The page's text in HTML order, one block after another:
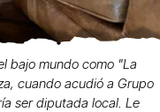
bajo mundo como "La
cuando acudió a Grupo
ser diputada local. Le